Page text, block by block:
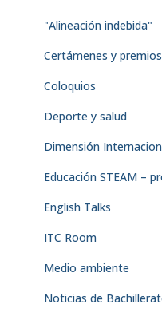
"Alineación indebida"
Certámenes y premios
Coloquios
Deporte y salud
Dimensión
Educación STEAM –
English Talks
ITC Room
Medio ambiente
Noticias de